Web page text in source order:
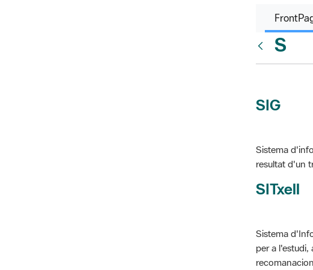
S
SIG
Sistema
resultat d'un
SITxell
Sistema
per a l'estudi,